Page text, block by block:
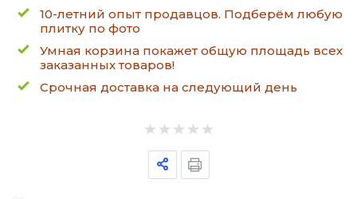
10-летний опыт продавцов. Подберём любую
плитку по фото
Умная корзина покажет общую площадь всех
заказанных товаров!
Срочная доставка на следующий день